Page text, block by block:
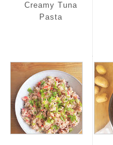
Creamy Tuna
Pasta